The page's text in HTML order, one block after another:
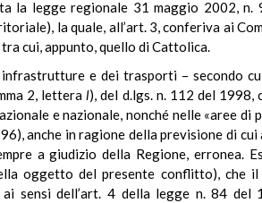
legge regionale 31 maggio 2002, n.
la quale, all’art. 3, conferiva ai
cui, appunto, quello di Cattolica.
e dei trasporti – secondo
2, letteral), del d.lgs. n. 112 del 1998,
e nazionale, nonché nelle «aree di
anche in ragione della previsione di
a giudizio della Regione, erronea.
oggetto del presente conflitto), che
sensi dell’art. 4 della legge n. 84 del